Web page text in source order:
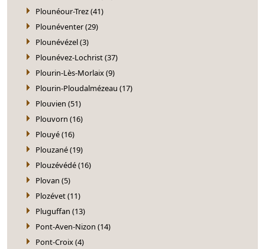
Plounéour-Trez (41)
Plounéventer (29)
Plounévézel (3)
Plounévez-Lochrist (37)
Plourin-Lès-Morlaix (9)
Plourin-Ploudalmézeau (17)
Plouvien (51)
Plouvorn (16)
Plouyé (16)
Plouzané (19)
Plouzévédé (16)
Plovan (5)
Plozévet (11)
Pluguffan (13)
Pont-Aven-Nizon (14)
Pont-Croix (4)